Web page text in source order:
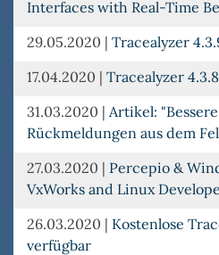
Interfaces with Real-Time
29.05.2020 | Tracealyzer
17.04.2020 | Tracealyzer
31.03.2020 | Artikel:
Rückmeldungen aus dem
27.03.2020 | Percepio &
VxWorks and Linux
26.03.2020 | Kostenlose
verfügbar